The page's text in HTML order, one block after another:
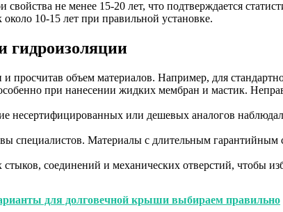
свойства не менее 15-20 лет, что подтверждается
10-15 лет при правильной установке.
гидроизоляции
просчитав объем материалов. Например, для
при нанесении жидких мембран и мастик.
несертифицированных или дешевых аналогов
специалистов. Материалы с длительным
соединений и механических отверстий, чтобы
для долговечной крыши выбираем правильно